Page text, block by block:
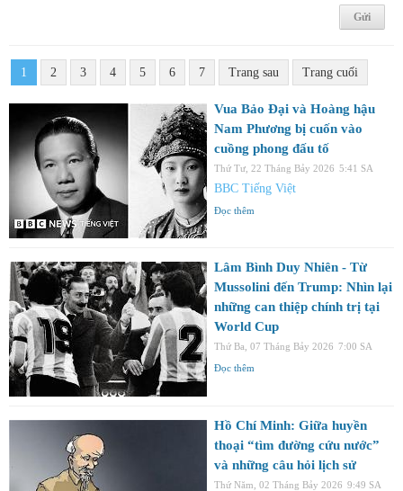
1 2 3 4 5 6 7 Trang sau Trang cuối
Vua Bảo Đại và Hoàng hậu
Nam Phương bị cuốn vào
cuồng phong đấu tố
Thứ Tư, 22 Tháng Bảy 2026 5:41 SA
BBC Tiếng Việt
Đọc thêm
Lâm Bình Duy Nhiên - Từ
Mussolini đến Trump: Nhìn lại
những can thiệp chính trị tại
World Cup
Thứ Ba, 07 Tháng Bảy 2026 7:00 SA
Đọc thêm
Hồ Chí Minh: Giữa huyền
thoại “tìm đường cứu nước”
và những câu hỏi lịch sử
Thứ Năm, 02 Tháng Bảy 2026 9:49 SA